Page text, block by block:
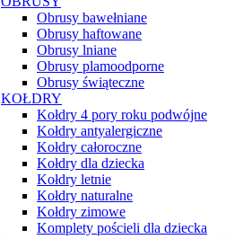
Obrusy bawełniane
Obrusy haftowane
Obrusy lniane
Obrusy plamoodporne
Obrusy świąteczne
KOŁDRY
Kołdry 4 pory roku podwójne
Kołdry antyalergiczne
Kołdry całoroczne
Kołdry dla dziecka
Kołdry letnie
Kołdry naturalne
Kołdry zimowe
Komplety pościeli dla dziecka